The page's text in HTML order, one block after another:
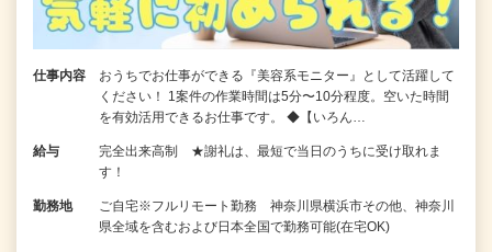
仕事内容
おうちでお仕事ができる『美容系モニター』として活躍して
ください！ 1案件の作業時間は5分〜10分程度。空いた時間
を有効活用できるお仕事です。 ◆【いろん…
給与
完全出来高制 ★謝礼は、最短で当日のうちに受け取れま
す！
勤務地
ご自宅※フルリモート勤務 神奈川県横浜市その他、神奈川
県全域を含むおよび日本全国で勤務可能(在宅OK)